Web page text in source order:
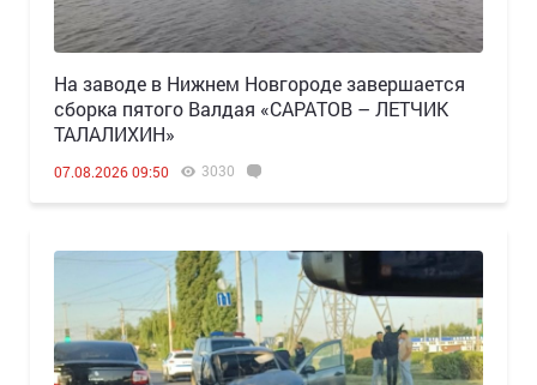
Н️а заводе в Нижнем Новгороде завершается
сборка пятого Валдая «САРАТОВ – ЛЕТЧИК
ТАЛАЛИХИН»
07.08.2026 09:50 3030